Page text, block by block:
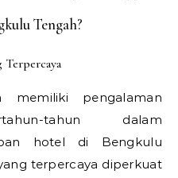
Tengah?
Terpercaya
memiliki pengalaman
tahun dalam
hotel di Bengkulu
terpercaya diperkuat